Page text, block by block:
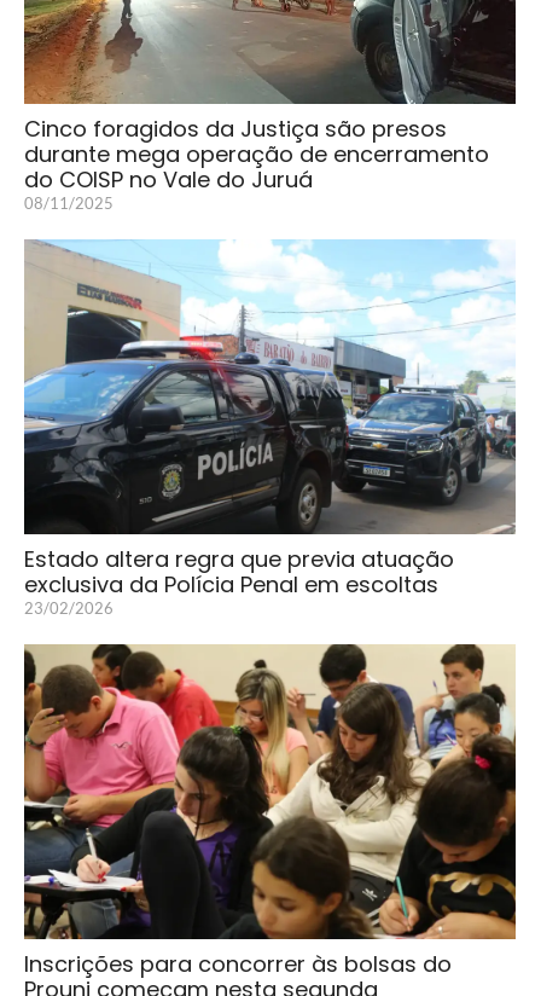
Cinco foragidos da Justiça são presos
durante mega operação de encerramento
do COISP no Vale do Juruá
08/11/2025
Estado altera regra que previa atuação
exclusiva da Polícia Penal em escoltas
23/02/2026
Inscrições para concorrer às bolsas do
Prouni começam nesta segunda